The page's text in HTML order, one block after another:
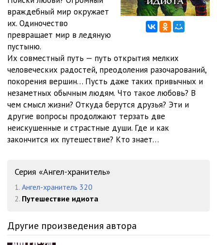
враждебный мир окружает
их. Одиночество
превращает мир в ледяную
пустыню.
Их совместный путь — путь открытия мелких
человеческих радостей, преодоления разочарований,
покорения вершин… Пусть даже таких привычных и
незаметных обычным людям. Что такое любовь? В
чем смысл жизни? Откуда берутся друзья? Эти и
другие вопросы продолжают терзать две
неискушенные и страстные души. Где и как
закончится их путешествие? Кто знает…
Серия «Ангел-хранитель»
1. Ангел-хранитель 320
2. Путешествие идиота
Другие произведения автора